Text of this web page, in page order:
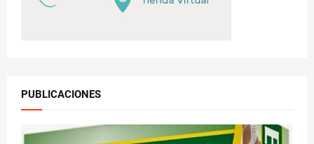
PUBLICACIONES